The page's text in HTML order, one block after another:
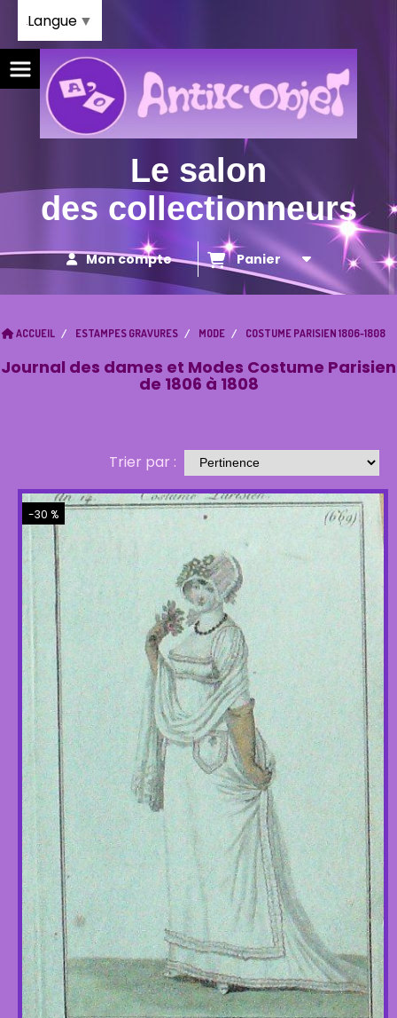
Le salon
des collectionneurs
Mon compte Panier
ACCUEIL ESTAMPES GRAVURES MODE COSTUME PARISIEN 1806-1808
Journal des dames et Modes Costume Parisien
de 1806 à 1808
Trier par :
-30 %
Langue ▼